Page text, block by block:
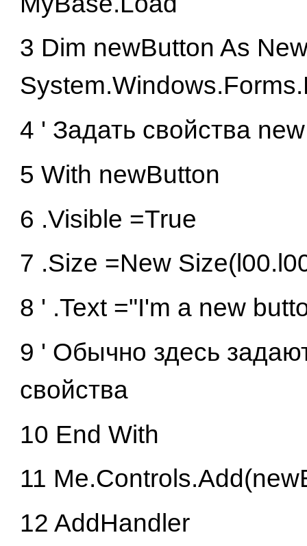
3 Dim newButton As
4 ' Задать свойства
5 With newButton
6 .Visible =True
7 .Size =New
8 ' .Text ="I'm a new
9 ' Обычно здесь
свойства
10 End With
11
12 AddHandler